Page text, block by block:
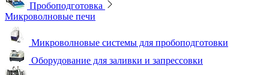
Пробоподготовка
Микроволновые печи
Микроволновые системы для пробоподготовки
Оборудование для заливки и запрессовки